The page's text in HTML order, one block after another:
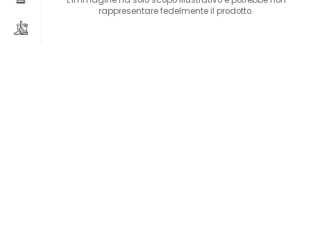
rappresentare fedelmente il prodotto.